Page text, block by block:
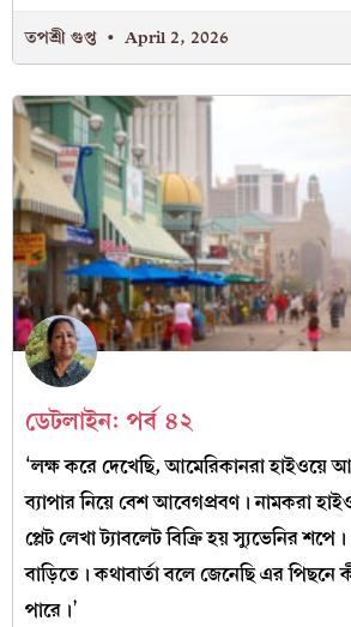
তপশ্রী গুপ্ত April 2, 2026
ডেটলাইন: পর্ব ৪২
‘লক্ষ করে দেখেছি, আমেরিকানরা
ব্যাপার নিয়ে বেশ আবেগপ্রবণ। নামকরা
প্লেট লেখা ট্যাবলেট বিক্রি হয় স্যুভেনির
বাড়িতে। কথাবার্তা বলে জেনেছি এর পিছনে
পারে।’